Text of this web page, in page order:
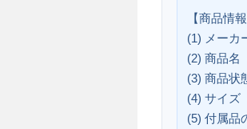
【商品情
(1) メーカ
(2) 商品名
(3) 商品状
(4) サイズ
(5) 付属品